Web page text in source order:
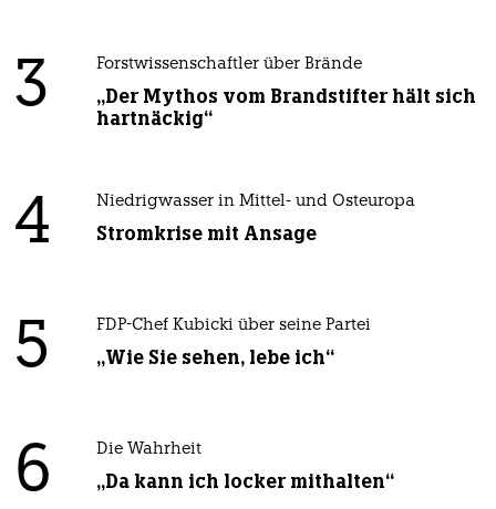
3 Forstwissenschaftler über Brände
„Der Mythos vom Brandstifter hält sich
hartnäckig“
4 Niedrigwasser in Mittel- und Osteuropa
Stromkrise mit Ansage
5 FDP-Chef Kubicki über seine Partei
„Wie Sie sehen, lebe ich“
6 Die Wahrheit
„Da kann ich locker mithalten“